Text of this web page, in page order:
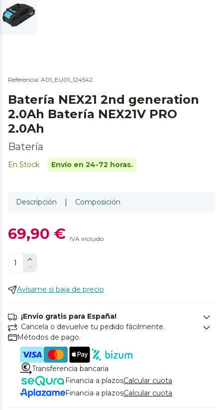
Referencia: A01_EU01_124542
Batería NEX21 2nd generation
2.0Ah Batería NEX21V PRO
2.0Ah
Batería
En Stock Envío en 24-72 horas.
Descripción Composición
69,90 € IVA incluido
Avísame si baja de precio
¡Envío gratis para España!
Cancela o devuelve tu pedido fácilmente.
Métodos de pago.
Transferencia bancaria
Financia a plazosCalcular cuota
Financia a plazosCalcular cuota